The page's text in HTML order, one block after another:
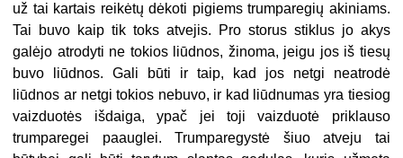
už tai kartais reikėtų dėkoti pigiems trumparegių akiniams.
Tai buvo kaip tik toks atvejis. Pro storus stiklus jo akys
galėjo atrodyti ne tokios liūdnos, žinoma, jeigu jos iš tiesų
buvo liūdnos. Gali būti ir taip, kad jos netgi neatrodė
liūdnos ar netgi tokios nebuvo, ir kad liūdnumas yra tiesiog
vaizduotės išdaiga, ypač jei toji vaizduotė priklauso
trumparegei paauglei. Trumparegystė šiuo atveju tai